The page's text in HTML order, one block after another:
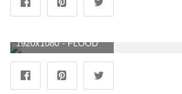
1920x1080 - FLOOD: Amy Adams and Christoph Waltz Star In “Big Eyes”. Christoph Waltz Hintergrund HD 1080p .